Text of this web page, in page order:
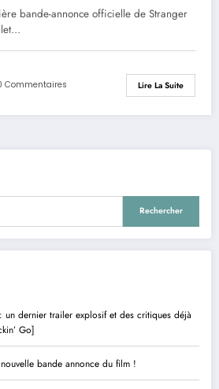
bande-annonce officielle de Stranger
Commentaires Lire La Suite
Rechercher
dernier trailer explosif et des critiques déjà
Go]
bande annonce du film !